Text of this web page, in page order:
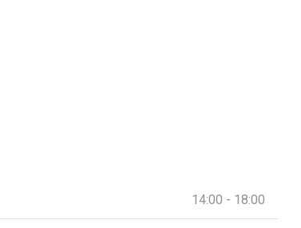
14:00 - 18:00